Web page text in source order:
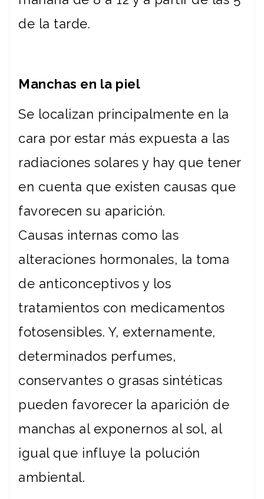
de la tarde.
Manchas en la piel
Se localizan principalmente en la
cara por estar más expuesta a las
radiaciones solares y hay que tener
en cuenta que existen causas que
favorecen su aparición.
Causas internas como las
alteraciones hormonales, la toma
de anticonceptivos y los
tratamientos con medicamentos
fotosensibles. Y, externamente,
determinados perfumes,
conservantes o grasas sintéticas
pueden favorecer la aparición de
manchas al exponernos al sol, al
igual que influye la polución
ambiental.